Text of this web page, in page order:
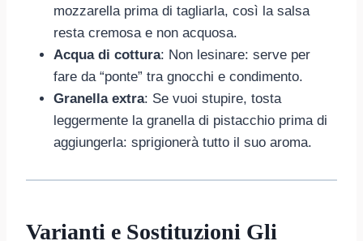
mozzarella prima di tagliarla, così la salsa
resta cremosa e non acquosa.
Acqua di cottura: Non lesinare: serve per
fare da “ponte” tra gnocchi e condimento.
Granella extra: Se vuoi stupire, tosta
leggermente la granella di pistacchio prima di
aggiungerla: sprigionerà tutto il suo aroma.
Varianti e Sostituzioni Gli